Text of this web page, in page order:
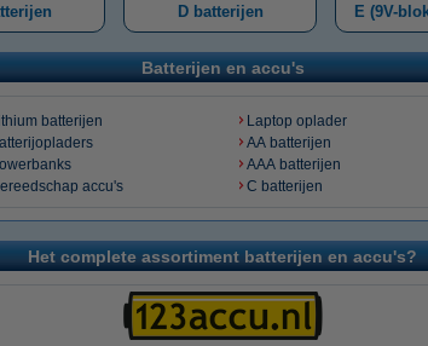
D batterijen E (9V-
Batterijen en accu's
batterijen
accu's
Laptop oplader
AA batterijen
AAA batterijen
C batterijen
Het complete assortiment batterijen en accu's?